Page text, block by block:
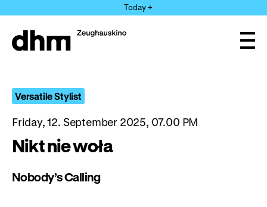
directly
the
Today +
Versatile Stylist
Friday, 12. September 2025, 07.00 PM
Nikt nie woła
Nobody’s Calling